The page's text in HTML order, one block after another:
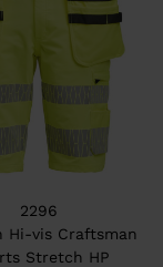
2296
Hi-vis Craftsman
Stretch HP